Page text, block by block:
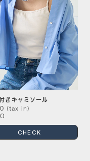
きキャミソール
(tax in)
CHECK